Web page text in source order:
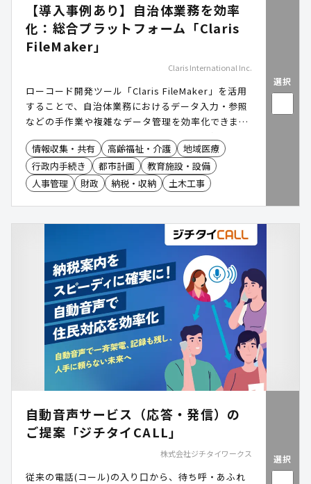
【導入事例あり】自治体業務を効率
化：総合プラットフォーム「Claris
FileMaker」
Claris International Inc.
ローコード開発ツール「Claris FileMaker」を活用
することで、自治体業務におけるデータ入力・参照
などの手作業や複雑なデータ管理を効率化できま
す。LGWAN やマイナンバーを利用する事務系ネッ
トワークでのデータ共有もでき、職員の業務負担が
軽減します。
情報収集・共有 高齢福祉・介護
地域医療
行政内手続き
都市計画
教育施設・設備
人事管理
財政 納税・収納 土木工事
選択
自動音声サービス（応答・発信）の
ご提案「ジチタイCALL」
株式会社ジチタイワークス
従来の電話(コール)の入り口から、待ち呼・あふれ
選択